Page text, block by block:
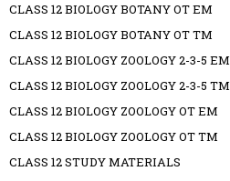
CLASS 12 BIOLOGY BOTANY OT EM
CLASS 12 BIOLOGY BOTANY OT TM
CLASS 12 BIOLOGY ZOOLOGY 2-3-5 EM
CLASS 12 BIOLOGY ZOOLOGY 2-3-5 TM
CLASS 12 BIOLOGY ZOOLOGY OT EM
CLASS 12 BIOLOGY ZOOLOGY OT TM
CLASS 12 STUDY MATERIALS